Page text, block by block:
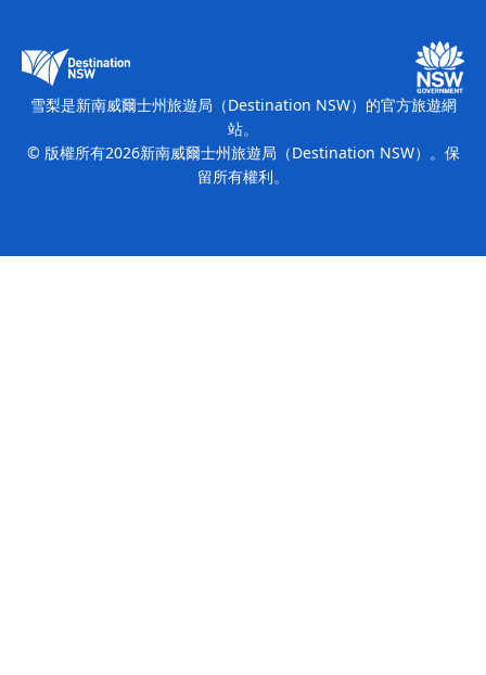
新南威爾士州旅遊局（Destination NSW）媒體中心
繽紛雪梨燈光音樂節
雪梨是新南威爾士州旅遊局（Destination NSW）的官方旅遊網
站。
© 版權所有2026新南威爾士州旅遊局（Destination NSW）。保
留所有權利。